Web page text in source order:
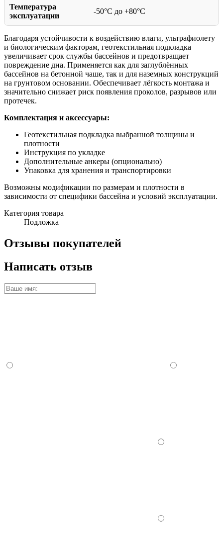
Температура
эксплуатации
-50°C до +80°C
Благодаря устойчивости к воздействию влаги, ультрафиолету
и биологическим факторам, геотекстильная подкладка
увеличивает срок службы бассейнов и предотвращает
повреждение дна. Применяется как для заглублённых
бассейнов на бетонной чаше, так и для наземных конструкций
на грунтовом основании. Обеспечивает лёгкость монтажа и
значительно снижает риск появления проколов, разрывов или
протечек.
Комплектация и аксессуары:
Геотекстильная подкладка выбранной толщины и
плотности
Инструкция по укладке
Дополнительные анкеры (опционально)
Упаковка для хранения и транспортировки
Возможны модификации по размерам и плотности в
зависимости от специфики бассейна и условий эксплуатации.
Категория товара
Подложка
Отзывы покупателей
Написать отзыв